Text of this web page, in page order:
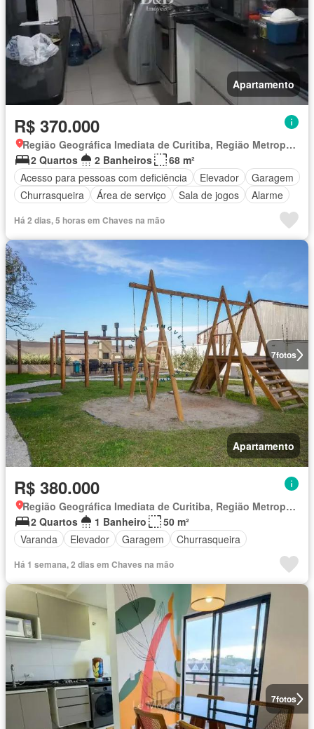
Apartamento
R$ 370.000
Região Geográfica Imediata de Curitiba, Região Metropolitana de Curitiba
2 Quartos
2 Banheiros
68 m²
Acesso para pessoas com deficiência
Elevador
Garagem
Churrasqueira
Área de serviço Sala de jogos Alarme
Há 2 dias, 5 horas em Chaves na mão
7fotos
Apartamento
R$ 380.000
Região Geográfica Imediata de Curitiba, Região Metropolitana de Curitiba
2 Quartos
1 Banheiro
50 m²
Varanda
Elevador Garagem Churrasqueira
Há 1 semana, 2 dias em Chaves na mão
7fotos